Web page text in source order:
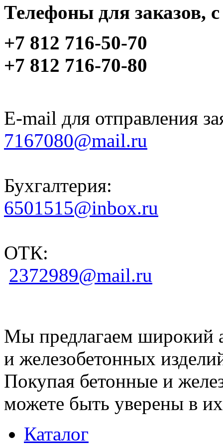
Телефоны для заказов,
+7 812 716-50-70
+7 812 716-70-80
E-mail для отправления
7167080@mail.ru
Бухгалтерия:
6501515@inbox.ru
ОТК:
2372989@mail.ru
Мы предлагаем широкий
и железобетонных
Покупая бетонные и
можете быть уверены в их
Каталог